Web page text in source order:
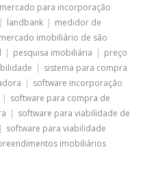
para incorporação
| landbank | medidor de
mercado imobiliário de são
| pesquisa imobiliária | preço
| sistema para compra
| software incorporação
| software para compra de
| software para viabilidade de
| software para viabilidade
imobiliários